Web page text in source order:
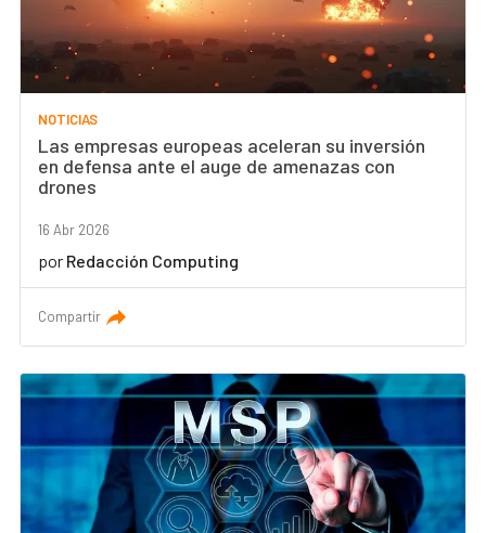
NOTICIAS
Las empresas europeas aceleran su inversión
en defensa ante el auge de amenazas con
drones
16 Abr 2026
por Redacción Computing
Compartir